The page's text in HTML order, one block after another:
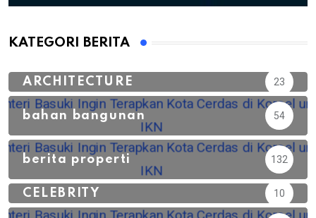
KATEGORI BERITA
ARCHITECTURE 23
bahan bangunan 54
berita properti 132
CELEBRITY 10